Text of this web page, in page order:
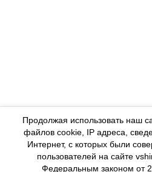
Продолжая использовать наш
файлов cookie, IP адреса,
Интернет, с которых были
пользователей на сайте
Федеральным законом от